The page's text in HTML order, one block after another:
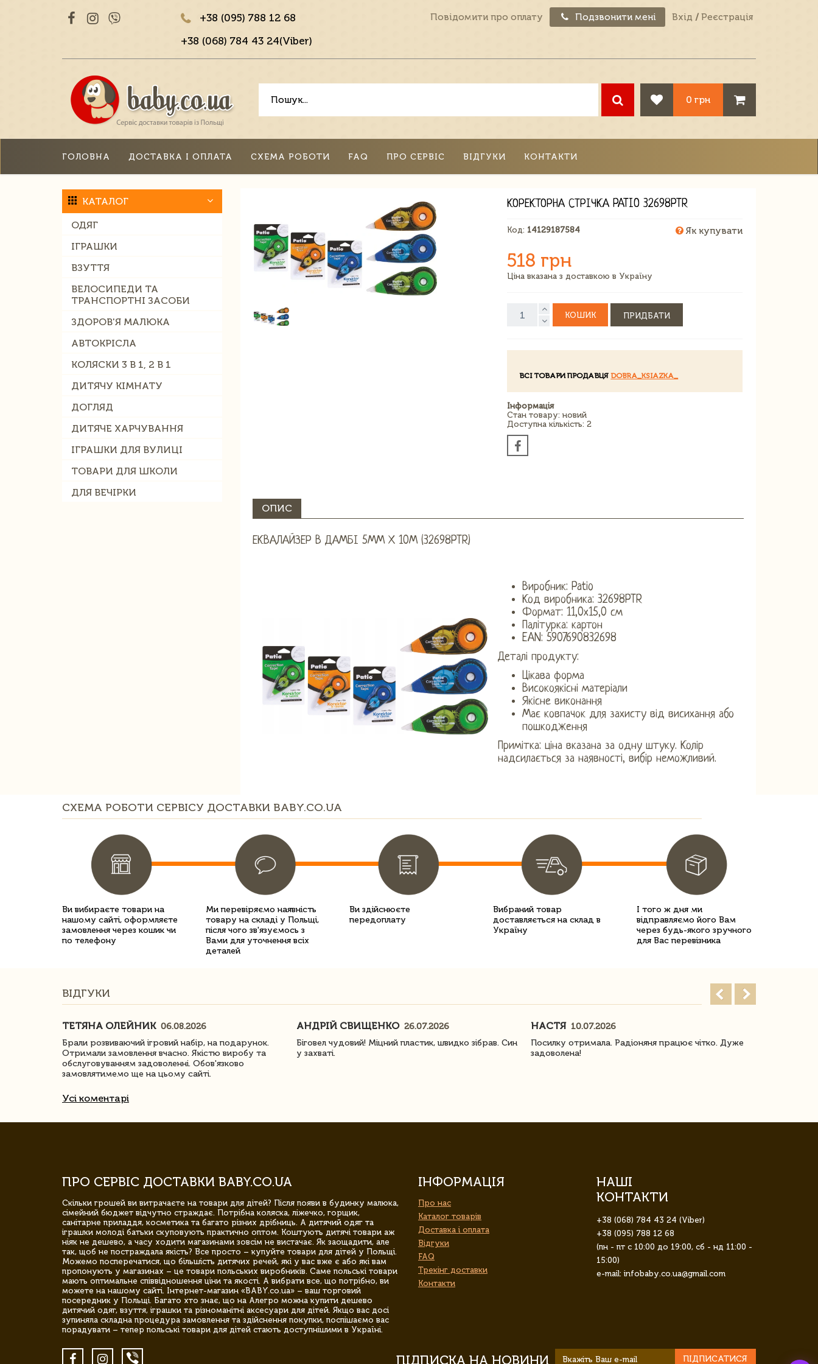
+38 (095) 788 12 68
+38 (068) 784 43 24(Viber)
Повідомити про оплату Подзвонити мені Вхід / Реєстрація
0 грн
ГОЛОВНА ДОСТАВКА І ОПЛАТА СХЕМА РОБОТИ FAQ ПРО СЕРВІС ВІДГУКИ КОНТАКТИ
КАТАЛОГ
ОДЯГ
ІГРАШКИ
ВЗУТТЯ
ВЕЛОСИПЕДИ ТА
ТРАНСПОРТНІ ЗАСОБИ
ЗДОРОВ'Я МАЛЮКА
АВТОКРІСЛА
КОЛЯСКИ 3 В 1, 2 В 1
ДИТЯЧУ КІМНАТУ
ДОГЛЯД
ДИТЯЧЕ ХАРЧУВАННЯ
ІГРАШКИ ДЛЯ ВУЛИЦІ
ТОВАРИ ДЛЯ ШКОЛИ
ДЛЯ ВЕЧІРКИ
КОРЕКТОРНА СТРІЧКА PATIO 32698PTR
Код: 14129187584 Як купувати
518 грн
Ціна вказана з доставкою в Україну
КОШИК ПРИДБАТИ
ВСІ ТОВАРИ ПРОДАВЦЯDOBRA_KSIAZKA_
Інформація
Стан товару: новий
Доступна кількість: 2
ОПИС
ЕКВАЛАЙЗЕР В ДАМБІ 5ММ Х 10М (32698PTR)
Виробник: Patio
Код виробника: 32698PTR
Формат: 11,0х15,0 см
Палітурка: картон
EAN: 5907690832698
Деталі продукту:
Цікава форма
Високоякісні матеріали
Якісне виконання
Має ковпачок для захисту від висихання або
пошкодження
Примітка: ціна вказана за одну штуку. Колір
надсилається за наявності, вибір неможливий.
СХЕМА РОБОТИ СЕРВІСУ ДОСТАВКИ BABY.CO.UA
Ви вибираєте товари на
нашому сайті, оформляєте
замовлення через кошик чи
по телефону
Ми перевіряємо наявність
товару на складі у Польщі,
після чого зв'язуємось з
Вами для уточнення всіх
деталей
Ви здійснюєте
передоплату
Вибраний товар
доставляється на склад в
Україну
І того ж дня ми
відправляємо його Вам
через будь-якого зручного
для Вас перевізника
ВІДГУКИ
ТЕТЯНА ОЛЕЙНИК 06.08.2026
Брали розвиваючий ігровий набір, на подарунок.
Отримали замовлення вчасно. Якістю виробу та
обслуговуванням задоволенні. Обов'язково
замовлятимемо ще на цьому сайті.
АНДРІЙ СВИЩЕНКО 26.07.2026
Біговел чудовий! Міцний пластик, швидко зібрав. Син
у захваті.
НАСТЯ 10.07.2026
Посилку отримала. Радіоняня працює чітко. Дуже
задоволена!
Усі коментарі
ПРО СЕРВІС ДОСТАВКИ BABY.CO.UA
Скільки грошей ви витрачаєте на товари для дітей? Після появи в будинку малюка,
сімейний бюджет відчутно страждає. Потрібна коляска, ліжечко, горщик,
санітарне приладдя, косметика та багато різних дрібниць. А дитячий одяг та
іграшки молоді батьки скуповують практично оптом. Коштують дитячі товари аж
ніяк не дешево, а часу ходити магазинами зовсім не вистачає. Як заощадити, але
так, щоб не постраждала якість? Все просто – купуйте товари для дітей у Польщі.
Можемо посперечатися, що більшість дитячих речей, які у вас вже є або які вам
пропонують у магазинах – це товари польських виробників. Саме польські товари
мають оптимальне співвідношення ціни та якості. А вибрати все, що потрібно, ви
можете на нашому сайті. Інтернет-магазин «BABY.co.ua» – ваш торговий
посередник у Польщі. Багато хто знає, що на Алегро можна купити дешево
дитячий одяг, взуття, іграшки та різноманітні аксесуари для дітей. Якщо вас досі
зупиняла складна процедура замовлення та здійснення покупки, поспішаємо вас
порадувати – тепер польські товари для дітей стають доступнішими в Україні.
ІНФОРМАЦІЯ
Про нас
Каталог товарів
Доставка і оплата
Відгуки
FAQ
Трекінг доставки
Контакти
НАШІ
КОНТАКТИ
+38 (068) 784 43 24 (Viber)
+38 (095) 788 12 68
(пн - пт с 10:00 до 19:00, сб - нд 11:00 -
15:00)
e-mail: infobaby.co.ua@gmail.com
ПІДПИСКА НА НОВИНИ ПІДПИСАТИСЯ